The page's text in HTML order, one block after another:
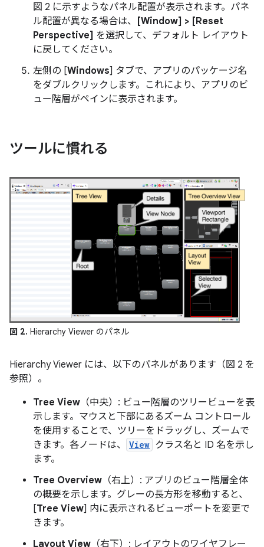
図 2 に示すようなパネル配置が表示されます。パネ
ル配置が異なる場合は、
[Window] > [Reset
Perspective] を選択して、デフォルト レイアウト
に戻してください。
左側の [Windows] タブで、アプリのパッケージ名
をダブルクリックします。これにより、アプリのビ
ュー階層がペインに表示されます。
ツールに慣れる
図 2. Hierarchy Viewer のパネル
Hierarchy Viewer には、以下のパネルがあります（図 2 を
参照）。
Tree View （中央）: ビュー階層のツリービューを表
示します。マウスと下部にあるズーム コントロール
を使用することで、ツリーをドラッグし、ズームで
きます。各ノードは、
View クラス名と ID 名を示し
ます。
Tree Overview （右上）: アプリのビュー階層全体
の概要を示します。グレーの長方形を移動すると、
[Tree View] 内に表示されるビューポートを変更で
きます。
Layout View （右下）: レイアウトのワイヤフレー